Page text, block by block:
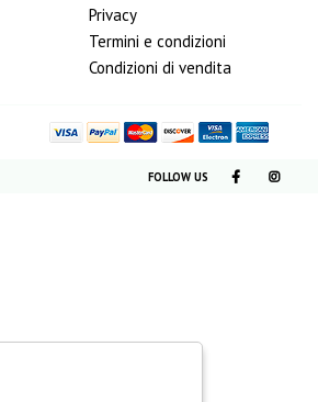
Privacy
Termini e condizioni
Condizioni di vendita
FOLLOW US